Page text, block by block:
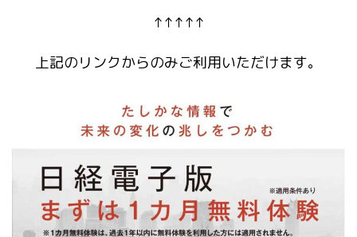
↑↑↑↑↑
上記のリンクからのみご利用いただけます。